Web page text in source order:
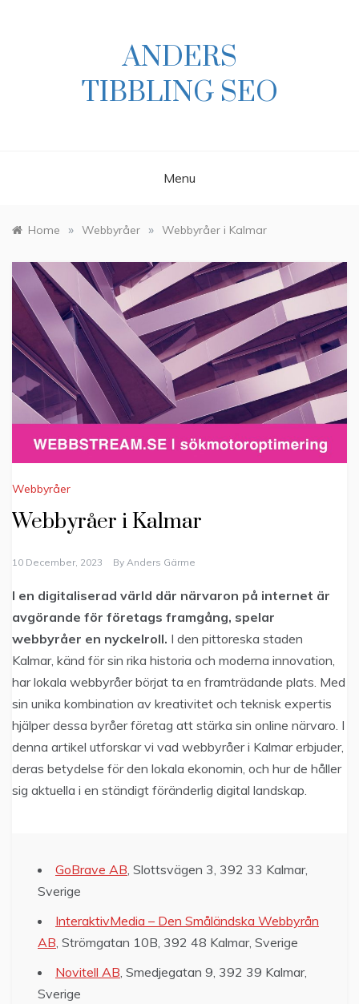
ANDERS
TIBBLING SEO
Menu
Home » Webbyråer » Webbyråer i Kalmar
Webbyråer
Webbyråer i Kalmar
10 December, 2023 By Anders Gärme
I en digitaliserad värld där närvaron på internet är
avgörande för företags framgång, spelar
webbyråer en nyckelroll. I den pittoreska staden
Kalmar, känd för sin rika historia och moderna innovation,
har lokala webbyråer börjat ta en framträdande plats. Med
sin unika kombination av kreativitet och teknisk expertis
hjälper dessa byråer företag att stärka sin online närvaro. I
denna artikel utforskar vi vad webbyråer i Kalmar erbjuder,
deras betydelse för den lokala ekonomin, och hur de håller
sig aktuella i en ständigt föränderlig digital landskap.
GoBrave AB , Slottsvägen 3, 392 33 Kalmar,
Sverige
InteraktivMedia – Den Småländska Webbyrån
AB , Strömgatan 10B, 392 48 Kalmar, Sverige
Novitell AB , Smedjegatan 9, 392 39 Kalmar,
Sverige